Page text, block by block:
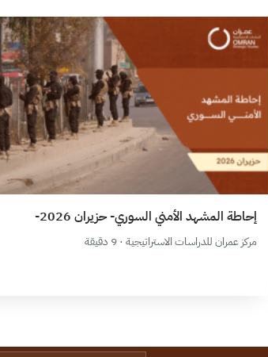
إحاطة المشهد الأمني السوري- حزيران 2026-
مركز عمران للدراسات الاستراتيجية · 9 دقيقة